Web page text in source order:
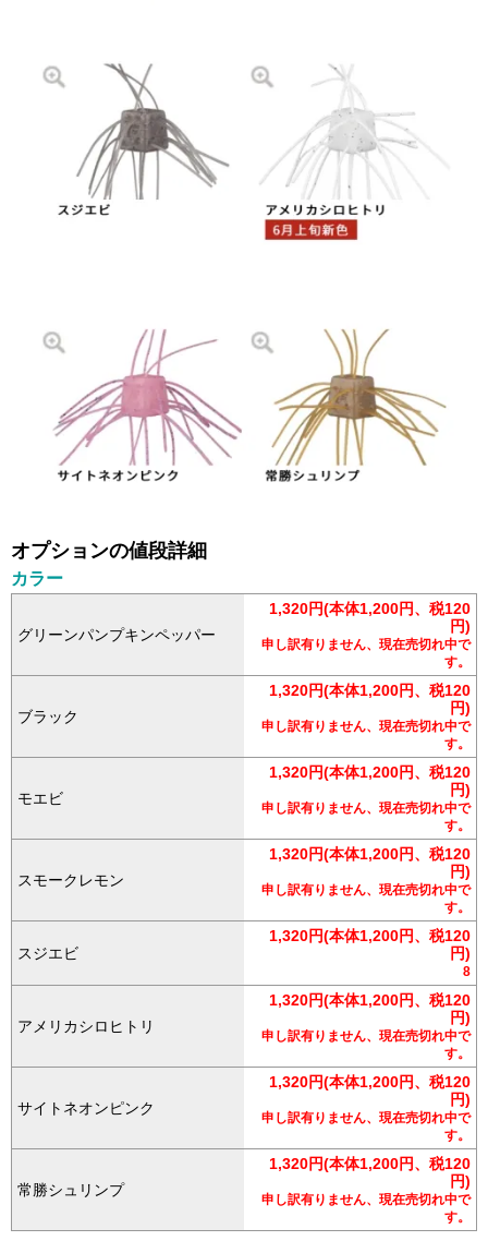
オプションの値段詳細
カラー
グリーンパンプキンペッパー
1,320円(本体1,200円、税120
円)
申し訳有りません、現在売切れ中で
す。
ブラック
1,320円(本体1,200円、税120
円)
申し訳有りません、現在売切れ中で
す。
モエビ
1,320円(本体1,200円、税120
円)
申し訳有りません、現在売切れ中で
す。
スモークレモン
1,320円(本体1,200円、税120
円)
申し訳有りません、現在売切れ中で
す。
スジエビ
1,320円(本体1,200円、税120
円)
8
アメリカシロヒトリ
1,320円(本体1,200円、税120
円)
申し訳有りません、現在売切れ中で
す。
サイトネオンピンク
1,320円(本体1,200円、税120
円)
申し訳有りません、現在売切れ中で
す。
常勝シュリンプ
1,320円(本体1,200円、税120
円)
申し訳有りません、現在売切れ中で
す。